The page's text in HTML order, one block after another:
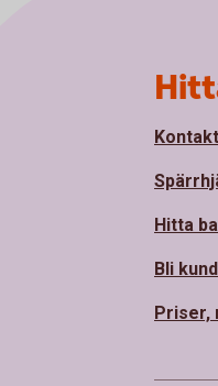
Hitta
Bli kund
Priser,